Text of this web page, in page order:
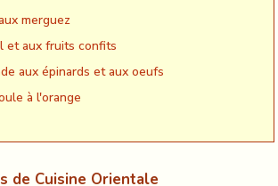
merguez
et aux fruits confits
aux épinards et aux oeufs
à l'orange
de Cuisine Orientale